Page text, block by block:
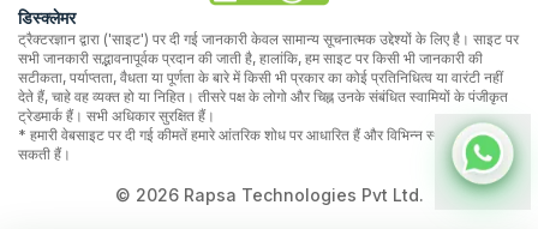
डिस्क्लेमर
ट्रैक्टरज्ञान द्वारा ('साइट') पर दी गई जानकारी केवल सामान्य सूचनात्मक उद्देश्यों के लिए है। साइट पर
सभी जानकारी सद्भावनापूर्वक प्रदान की जाती है, हालांकि, हम साइट पर किसी भी जानकारी की
सटीकता, पर्याप्तता, वैधता या पूर्णता के बारे में किसी भी प्रकार का कोई प्रतिनिधित्व या वारंटी नहीं
देते हैं, चाहे वह व्यक्त हो या निहित। तीसरे पक्ष के लोगो और चिह्न उनके संबंधित स्वामियों के पंजीकृत
ट्रेडमार्क हैं। सभी अधिकार सुरक्षित हैं।
* हमारी वेबसाइट पर दी गई कीमतें हमारे आंतरिक शोध पर आधारित हैं और विभिन्न स्थानों पर भिन्न हो
सकती हैं।
© 2026Rapsa Technologies Pvt Ltd.